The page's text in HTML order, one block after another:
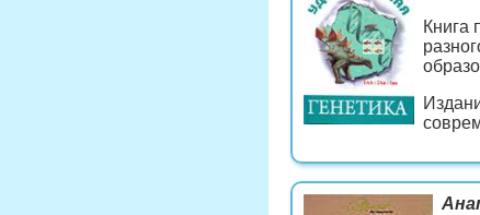
Книга